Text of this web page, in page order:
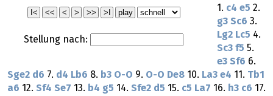
Stellung nach:
1. c4 e5 2.
g3 Sc6 3.
Lg2 Lc5 4.
Sc3 f5 5.
e3 Sf6 6.
Sge2 d6 7. d4 Lb6 8. b3 O-O 9. O-O De8 10. La3 e4 11. Tb1
a6 12. Sf4 Se7 13. b4 g5 14. Sfe2 d5 15. c5 La7 16. h3 c6 17.